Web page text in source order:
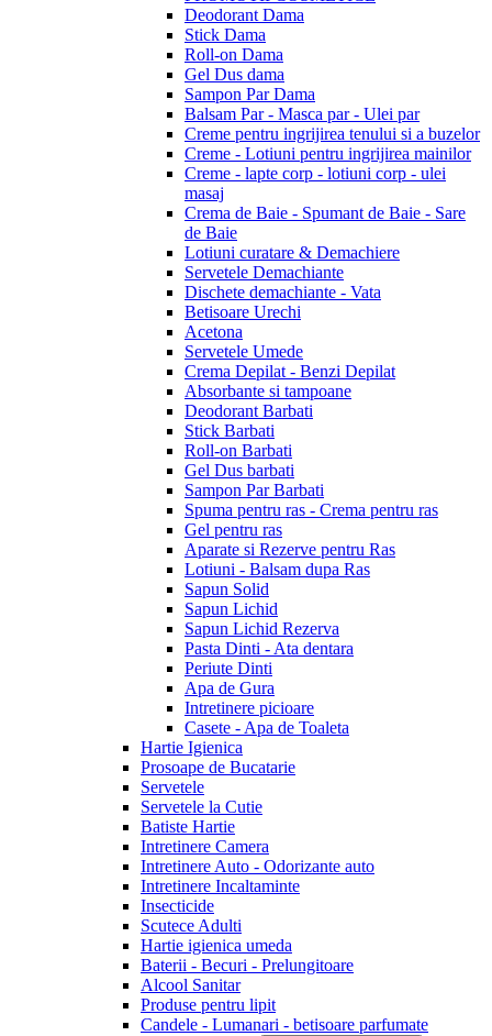
Deodorant Dama
Stick Dama
Roll-on Dama
Gel Dus dama
Sampon Par Dama
Balsam Par - Masca par - Ulei par
Creme pentru ingrijirea tenului si a buzelor
Creme - Lotiuni pentru ingrijirea mainilor
Creme - lapte corp - lotiuni corp - ulei
masaj
Crema de Baie - Spumant de Baie - Sare
de Baie
Lotiuni curatare & Demachiere
Servetele Demachiante
Dischete demachiante - Vata
Betisoare Urechi
Acetona
Servetele Umede
Crema Depilat - Benzi Depilat
Absorbante si tampoane
Deodorant Barbati
Stick Barbati
Roll-on Barbati
Gel Dus barbati
Sampon Par Barbati
Spuma pentru ras - Crema pentru ras
Gel pentru ras
Aparate si Rezerve pentru Ras
Lotiuni - Balsam dupa Ras
Sapun Solid
Sapun Lichid
Sapun Lichid Rezerva
Pasta Dinti - Ata dentara
Periute Dinti
Apa de Gura
Intretinere picioare
Casete - Apa de Toaleta
Hartie Igienica
Prosoape de Bucatarie
Servetele
Servetele la Cutie
Batiste Hartie
Intretinere Camera
Intretinere Auto - Odorizante auto
Intretinere Incaltaminte
Insecticide
Scutece Adulti
Hartie igienica umeda
Baterii - Becuri - Prelungitoare
Alcool Sanitar
Produse pentru lipit
Candele - Lumanari - betisoare parfumate